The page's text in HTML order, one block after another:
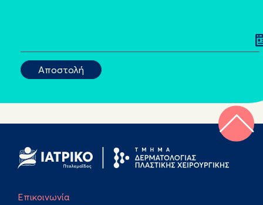
Επικοινωνία